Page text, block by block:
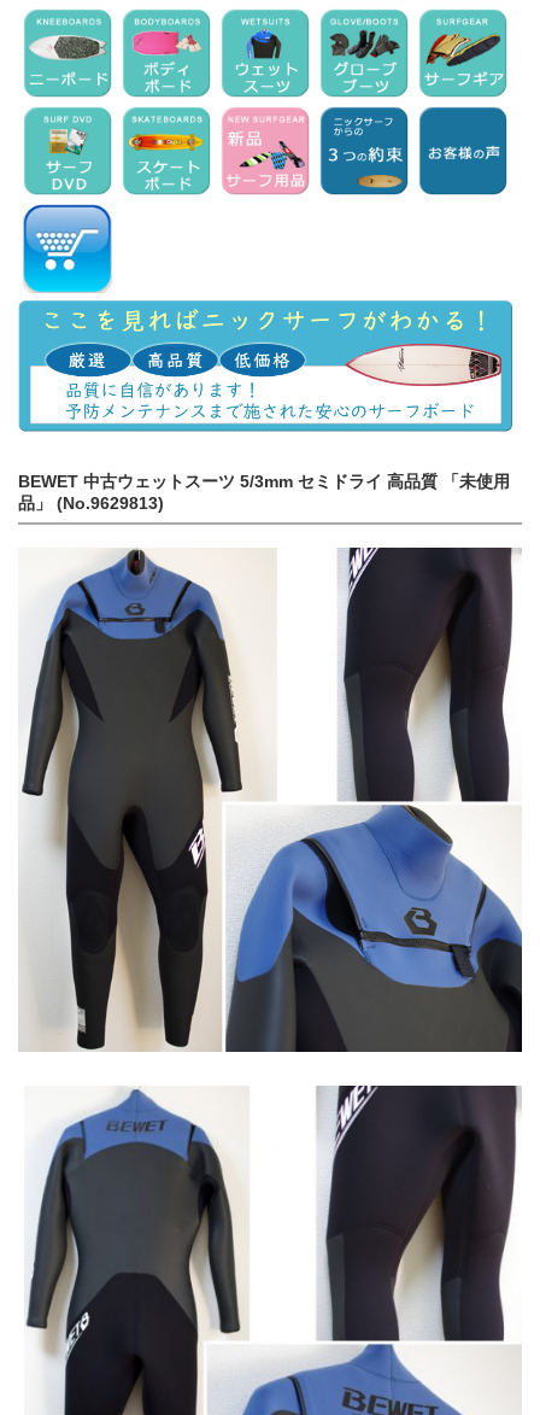
BEWET 中古ウェットスーツ 5/3mm セミドライ 高品質 「未使用
品」 (No.9629813)